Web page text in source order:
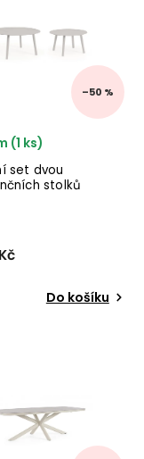
✅ kvalitní materiály
cena ✅...
–50 %
set dvou
stolků
(1 ks)
Do košíku
provedení.
nábytek ✅ kvalitní